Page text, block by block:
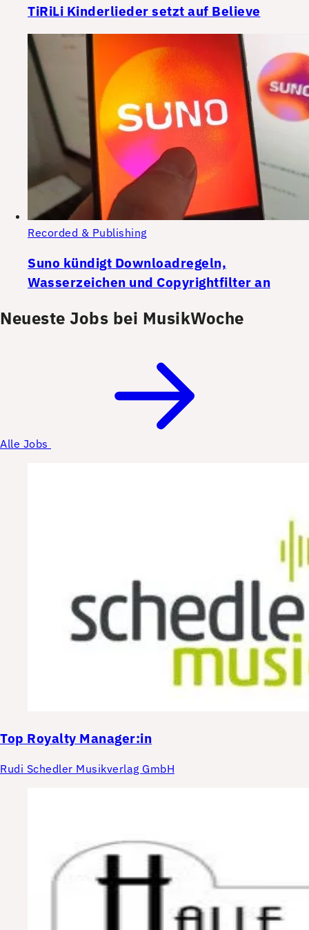
TiRiLi Kinderlieder setzt auf Believe
Recorded & Publishing
Suno kündigt Downloadregeln,
Wasserzeichen und Copyrightfilter an
Neueste Jobs bei MusikWoche
Alle Jobs
Top Royalty Manager:in
Rudi Schedler Musikverlag GmbH